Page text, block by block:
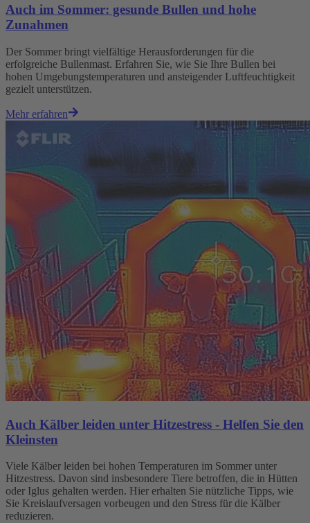
Auch im Sommer: gesunde Bullen und hohe
Zunahmen
Der Sommer bringt vielfältige Herausforderungen für die
erfolgreiche Bullenmast. Erfahren Sie, wie Sie Ihre Bullen bei
hohen Umgebungstemperaturen und ansteigender Luftfeuchtigkeit
gezielt unterstützen.
Mehr erfahren
Auch Kälber leiden unter Hitzestress - Helfen Sie den
Kleinsten
Viele Kälber leiden bei hohen Temperaturen im Sommer unter
Hitzestress. Davon sind insbesondere Tiere betroffen, die in Hütten
oder Iglus gehalten werden. Hier erhalten Sie nützliche Tipps, wie
Sie Kreislaufversagen vorbeugen und den Stress für die Kälber
reduzieren.